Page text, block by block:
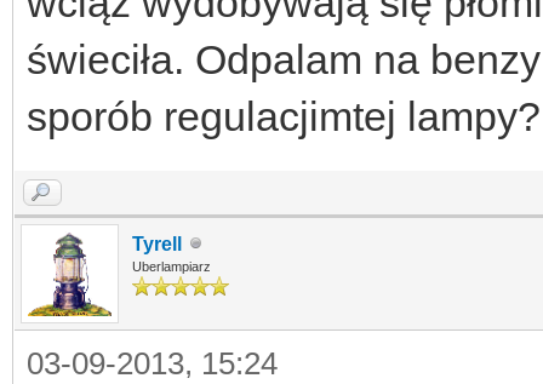
świeciła. Odpalam na
sporób regulacjimtej
Tyrell
Uberlampiarz
03-09-2013, 15:24